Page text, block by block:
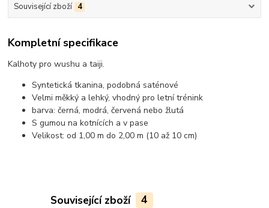
Související zboží 4
Kompletní specifikace
Kalhoty pro wushu a taiji.
Syntetická tkanina, podobná saténové
Velmi měkký a lehký, vhodný pro letní trénink
barva: černá, modrá, červená nebo žlutá
S gumou na kotnících a v pase
Velikost: od 1,00 m do 2,00 m (10 až 10 cm)
Související zboží 4